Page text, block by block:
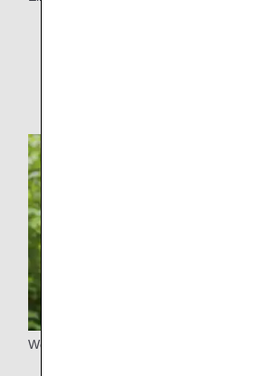
Weitere Einzelheiten